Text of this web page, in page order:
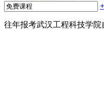
+
往年报考武汉工程科技学